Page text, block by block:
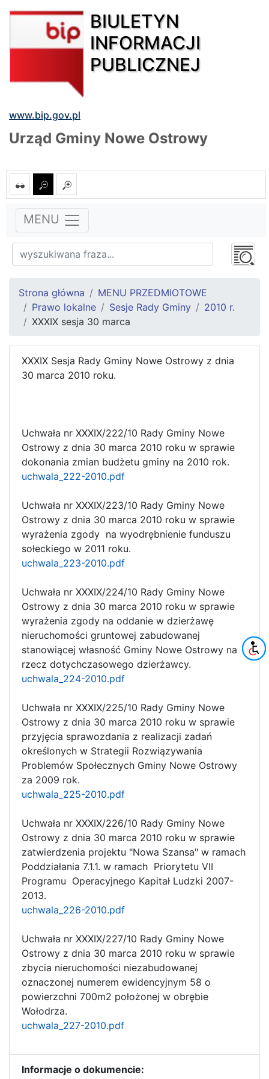
BIULETYN
INFORMACJI
PUBLICZNEJ
www.bip.gov.pl
Urząd Gminy Nowe Ostrowy
MENU
Strona główna
MENU PRZEDMIOTOWE
Prawo lokalne
Sesje Rady Gminy
2010 r.
XXXIX sesja 30 marca
XXXIX Sesja Rady Gminy Nowe Ostrowy z dnia
30 marca 2010 roku.
Uchwała nr XXXIX/222/10 Rady Gminy Nowe
Ostrowy z dnia 30 marca 2010 roku w sprawie
dokonania zmian budżetu gminy na 2010 rok.
uchwala_222-2010.pdf
Uchwała nr XXXIX/223/10 Rady Gminy Nowe
Ostrowy z dnia 30 marca 2010 roku w sprawie
wyrażenia zgody na wyodrębnienie funduszu
sołeckiego w 2011 roku.
uchwala_223-2010.pdf
Uchwała nr XXXIX/224/10 Rady Gminy Nowe
Ostrowy z dnia 30 marca 2010 roku w sprawie
wyrażenia zgody na oddanie w dzierżawę
nieruchomości gruntowej zabudowanej
stanowiącej własność Gminy Nowe Ostrowy na
rzecz dotychczasowego dzierżawcy.
uchwala_224-2010.pdf
Uchwała nr XXXIX/225/10 Rady Gminy Nowe
Ostrowy z dnia 30 marca 2010 roku w sprawie
przyjęcia sprawozdania z realizacji zadań
określonych w Strategii Rozwiązywania
Problemów Społecznych Gminy Nowe Ostrowy
za 2009 rok.
uchwala_225-2010.pdf
Uchwała nr XXXIX/226/10 Rady Gminy Nowe
Ostrowy z dnia 30 marca 2010 roku w sprawie
zatwierdzenia projektu "Nowa Szansa" w ramach
Poddziałania 7.1.1. w ramach Priorytetu VII
Programu Operacyjnego Kapitał Ludzki 2007-
2013.
uchwala_226-2010.pdf
Uchwała nr XXXIX/227/10 Rady Gminy Nowe
Ostrowy z dnia 30 marca 2010 roku w sprawie
zbycia nieruchomości niezabudowanej
oznaczonej numerem ewidencyjnym 58 o
powierzchni 700m2 położonej w obrębie
Wołodrza.
uchwala_227-2010.pdf
Informacje o dokumencie: